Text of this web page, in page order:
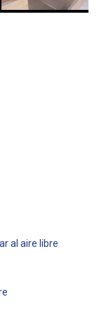
al aire libre